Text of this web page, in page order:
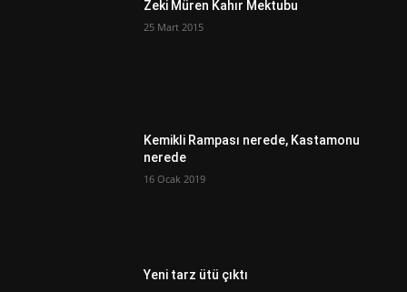
Zeki Müren Kahır Mektubu
25 Mart 2015
Kemikli Rampası nerede, Kastamonu
nerede
16 Ocak 2019
Yeni tarz ütü çıktı